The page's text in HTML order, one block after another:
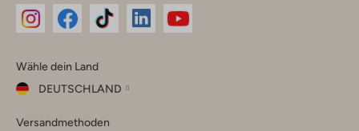
Instagram
Facebook
TikTok
Wähle dein Land
DEUTSCHLAND
dein
Versandmethoden